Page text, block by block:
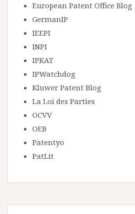
European Patent Office Blog
GermanIP
IEEPI
INPI
IPKAT
IPWatchdog
Kluwer Patent Blog
La Loi des Parties
OCVV
OEB
Patentyo
PatLit